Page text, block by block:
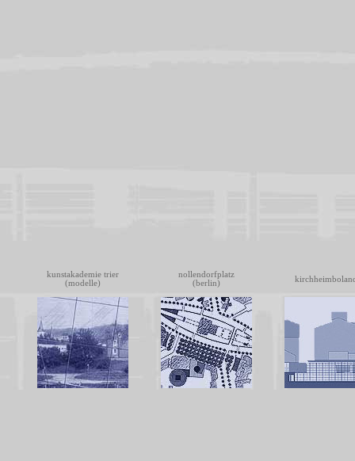
kunstakademie trier
(modelle)
nollendorfplatz
(berlin)